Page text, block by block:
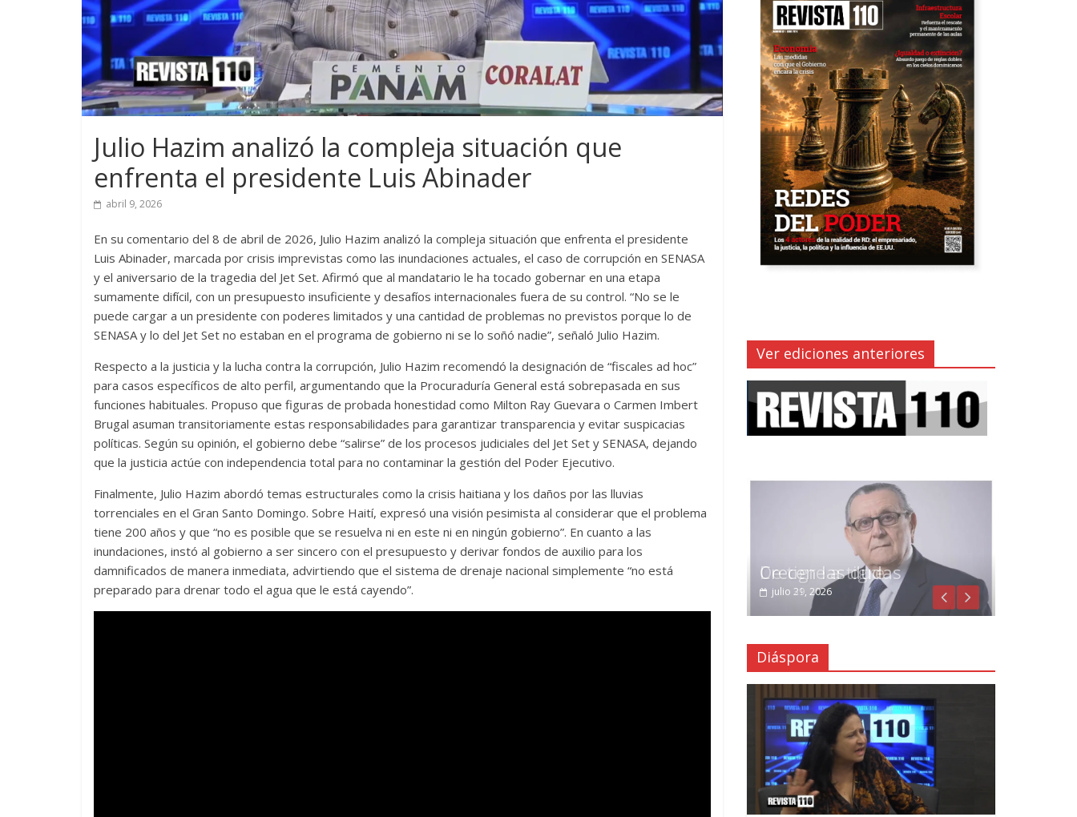
Julio Hazim analizó la compleja situación que
enfrenta el presidente Luis Abinader
abril 9, 2026
En su comentario del 8 de abril de 2026, Julio Hazim analizó la compleja situación que enfrenta el presidente
Luis Abinader, marcada por crisis imprevistas como las inundaciones actuales, el caso de corrupción en SENASA
y el aniversario de la tragedia del Jet Set. Afirmó que al mandatario le ha tocado gobernar en una etapa
sumamente difícil, con un presupuesto insuficiente y desafíos internacionales fuera de su control. “No se le
puede cargar a un presidente con poderes limitados y una cantidad de problemas no previstos porque lo de
SENASA y lo del Jet Set no estaban en el programa de gobierno ni se lo soñó nadie”, señaló Julio Hazim.
Respecto a la justicia y la lucha contra la corrupción, Julio Hazim recomendó la designación de “fiscales ad hoc”
para casos específicos de alto perfil, argumentando que la Procuraduría General está sobrepasada en sus
funciones habituales. Propuso que figuras de probada honestidad como Milton Ray Guevara o Carmen Imbert
Brugal asuman transitoriamente estas responsabilidades para garantizar transparencia y evitar suspicacias
políticas. Según su opinión, el gobierno debe “salirse” de los procesos judiciales del Jet Set y SENASA, dejando
que la justicia actúe con independencia total para no contaminar la gestión del Poder Ejecutivo.
Finalmente, Julio Hazim abordó temas estructurales como la crisis haitiana y los daños por las lluvias
torrenciales en el Gran Santo Domingo. Sobre Haití, expresó una visión pesimista al considerar que el problema
tiene 200 años y que “no es posible que se resuelva ni en este ni en ningún gobierno”. En cuanto a las
inundaciones, instó al gobierno a ser sincero con el presupuesto y derivar fondos de auxilio para los
damnificados de manera inmediata, advirtiendo que el sistema de drenaje nacional simplemente “no está
preparado para drenar todo el agua que le está cayendo”.
Ver ediciones anteriores
Crecen las dudas
julio 29, 2026
Diáspora